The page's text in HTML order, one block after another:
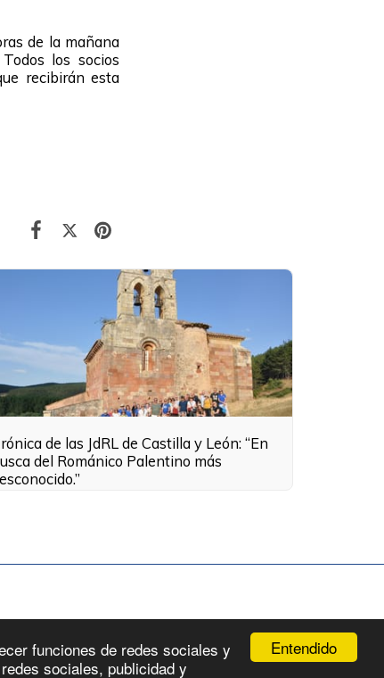
Entendido
funciones de redes sociales y
sociales, publicidad y
de la mañana
los socios
recibirán esta
de las JdRL de Castilla y León: “En
del Románico Palentino más
Términos Y Condiciones